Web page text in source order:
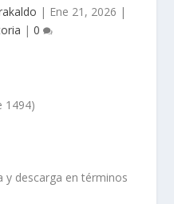
| Ene 21, 2026 |
| 0
1494)
y descarga en términos